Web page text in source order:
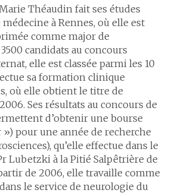
Théaudin fait ses études
à Rennes, où elle est
comme major de
candidats au concours
elle est classée parmi les 10
sa formation clinique
où elle obtient le titre de
Ses résultats au concours de
d’obtenir une bourse
») pour une année de recherche
qu’elle effectue dans le
Lubetzki à la Pitié Salpêtrière de
de 2006, elle travaille comme
le service de neurologie du